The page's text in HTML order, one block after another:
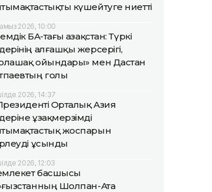
күшейтуге ниетті
2026, 10:00
БАҚ-тағы Қазақстан: Түркі
алғашқы жерсерігі,
ойындары» мен Дастан
голы
2026, 14:37
Орталық Азия
ұзақмерзімді
жоспарын
ұсынды
2026, 12:03
басшысы
Шолпан-Ата